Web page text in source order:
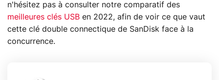
n'hésitez pas à consulter notre comparatif des
meilleures clés USB en 2022, afin de voir ce que vaut
cette clé double connectique de SanDisk face à la
concurrence.